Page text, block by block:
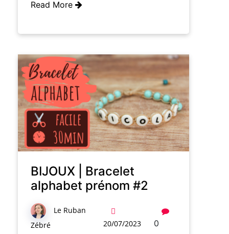
Read More
BIJOUX | Bracelet
alphabet prénom #2
Le Ruban
Zébré
20/07/2023 0